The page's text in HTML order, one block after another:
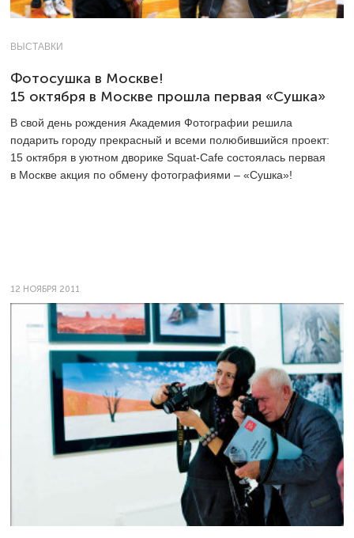
ВЫСТАВКИ
Фотосушка в Москве!
15 октября в Москве прошла первая «Сушка»
В свой день рождения Академия Фотографии решила
подарить городу прекрасный и всеми полюбившийся проект:
15 октября в уютном дворике Squat-Cafe состоялась первая
в Москве акция по обмену фотографиями – «Сушка»!
12 НОЯБРЯ 2011